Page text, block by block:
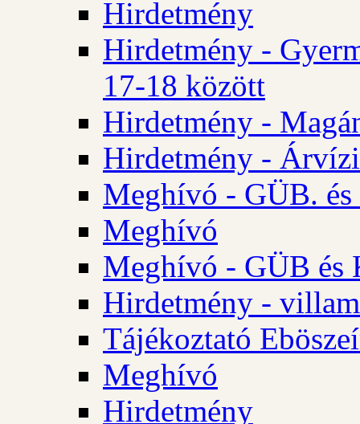
Hirdetmény
Hirdetmény -
17-18 között
Hirdetmény -
Hirdetmény -
Meghívó - GÜB.
Meghívó
Meghívó - GÜB és
Hirdetmény -
Tájékoztató
Meghívó
Hirdetmény